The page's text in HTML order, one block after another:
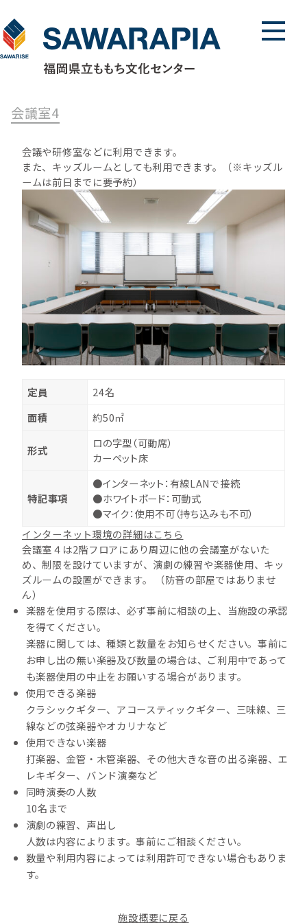
メニュ
会議室4
会議や研修室などに利用できます。
また、キッズルームとしても利用できます。（※キッズル
ームは前日までに要予約）
定員
24名
面積
約50㎡
形式
ロの字型（可動席）
カーペット床
特記事項
●インターネット：有線LANで接続
●ホワイトボード：可動式
●マイク：使用不可（持ち込みも不可）
インターネット環境の詳細はこちら
会議室４は2階フロアにあり周辺に他の会議室がないた
め、制限を設けていますが、演劇の練習や楽器使用、キッ
ズルームの設置ができます。 （防音の部屋ではありませ
ん）
楽器を使用する際は、必ず事前に相談の上、当施設の承認
を得てください。
楽器に関しては、種類と数量をお知らせください。事前に
お申し出の無い楽器及び数量の場合は、ご利用中であって
も楽器使用の中止をお願いする場合があります。
使用できる楽器
クラシックギター、アコースティックギター、三味線、三
線などの弦楽器やオカリナなど
使用できない楽器
打楽器、金管・木管楽器、その他大きな音の出る楽器、エ
レキギター、バンド演奏など
同時演奏の人数
10名まで
演劇の練習、声出し
人数は内容によります。事前にご相談ください。
数量や利用内容によっては利用許可できない場合もありま
す。
施設概要に戻る